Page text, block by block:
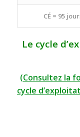
CÉ = 95
Le cycle
(Consultez la
cycle